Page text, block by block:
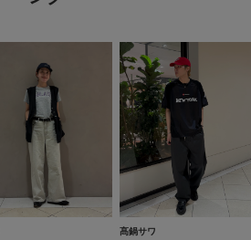
髙鍋サワ